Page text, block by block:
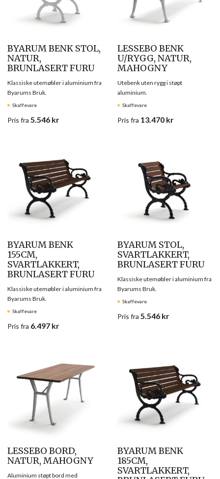
BYARUM BENK STOL,
NATUR,
BRUNLASERT FURU
Skaffevare
Klassiske utemøbler i aluminium fra
Byarums Bruk.
Pris fra 5.546 kr
LESSEBO BENK
U/RYGG, NATUR,
MAHOGNY
Skaffevare
Utebenk uten rygg i støpt
aluminium.
Pris fra 13.470 kr
BYARUM BENK
155CM,
SVARTLAKKERT,
BRUNLASERT FURU
Skaffevare
Klassiske utemøbler i aluminium fra
Byarums Bruk.
Pris fra 6.497 kr
BYARUM STOL,
SVARTLAKKERT,
BRUNLASERT FURU
Skaffevare
Klassiske utemøbler i aluminium fra
Byarums Bruk.
Pris fra 5.546 kr
LESSEBO BORD,
NATUR, MAHOGNY
Aluminium støpt bord med
BYARUM BENK
185CM,
SVARTLAKKERT,